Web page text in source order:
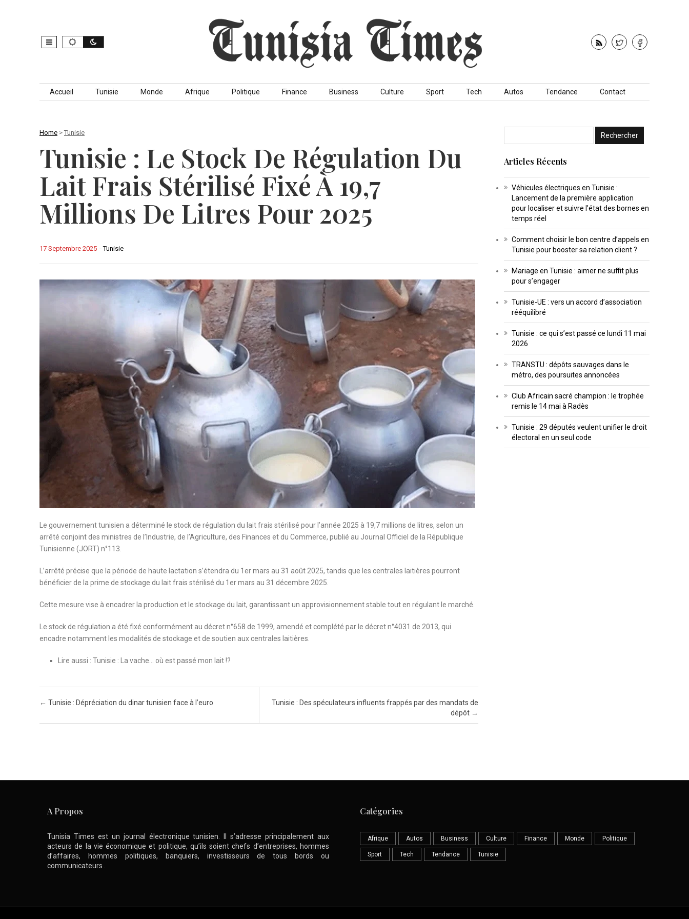
Skip to content
Accueil Tunisie Monde Afrique Politique Finance Business Culture Sport Tech Autos Tendance Contact
Home > Tunisie
Tunisie : Le Stock De Régulation Du
Lait Frais Stérilisé Fixé À 19,7
Millions De Litres Pour 2025
-Tunisie
17 Septembre 2025
Le gouvernement tunisien a déterminé le stock de régulation du lait frais stérilisé pour l’année 2025 à 19,7 millions de litres, selon un
arrêté conjoint des ministres de l’Industrie, de l’Agriculture, des Finances et du Commerce, publié au Journal Officiel de la République
Tunisienne (JORT) n°113.
L’arrêté précise que la période de haute lactation s’étendra du 1er mars au 31 août 2025, tandis que les centrales laitières pourront
bénéficier de la prime de stockage du lait frais stérilisé du 1er mars au 31 décembre 2025.
Cette mesure vise à encadrer la production et le stockage du lait, garantissant un approvisionnement stable tout en régulant le marché.
Le stock de régulation a été fixé conformément au décret n°658 de 1999, amendé et complété par le décret n°4031 de 2013, qui
encadre notamment les modalités de stockage et de soutien aux centrales laitières.
Lire aussi : Tunisie : La vache… où est passé mon lait !?
Post navigation
← Tunisie : Dépréciation du dinar tunisien face à l’euro
Tunisie : Des spéculateurs influents frappés par des mandats de
dépôt →
Articles Récents
Véhicules électriques en Tunisie :
Lancement de la première application
pour localiser et suivre l’état des bornes en
temps réel
Comment choisir le bon centre d’appels en
Tunisie pour booster sa relation client ?
Mariage en Tunisie : aimer ne suffit plus
pour s’engager
Tunisie-UE : vers un accord d’association
rééquilibré
Tunisie : ce qui s’est passé ce lundi 11 mai
2026
TRANSTU : dépôts sauvages dans le
métro, des poursuites annoncées
Club Africain sacré champion : le trophée
remis le 14 mai à Radès
Tunisie : 29 députés veulent unifier le droit
électoral en un seul code
A Propos
Tunisia Times est un journal électronique tunisien. Il s’adresse principalement aux
acteurs de la vie économique et politique, qu’ils soient chefs d’entreprises, hommes
d’affaires, hommes politiques, banquiers, investisseurs de tous bords ou
communicateurs .
Catégories
Afrique Autos Business Culture Finance Monde Politique
Sport Tech Tendance Tunisie